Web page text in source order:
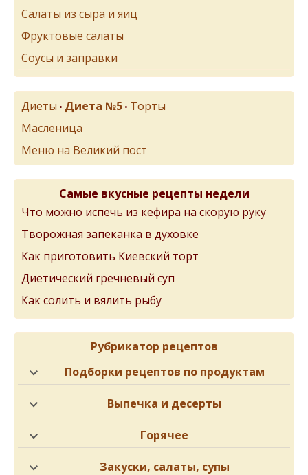
Салаты из сыра и яиц
Фруктовые салаты
Соусы и заправки
Диеты • Диета №5 • Торты
Масленица
Меню на Великий пост
Самые вкусные рецепты недели
Что можно испечь из кефира на скорую руку
Творожная запеканка в духовке
Как приготовить Киевский торт
Диетический гречневый суп
Как солить и вялить рыбу
Рубрикатор рецептов
Подборки рецептов по продуктам
Выпечка и десерты
Горячее
Закуски, салаты, супы